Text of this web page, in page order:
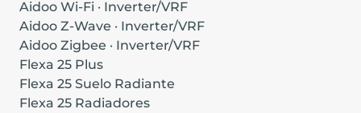
Aidoo Wi-Fi · Inverter/VRF
Aidoo Z-Wave · Inverter/VRF
Aidoo Zigbee · Inverter/VRF
Flexa 25 Plus
Flexa 25 Suelo Radiante
Flexa 25 Radiadores